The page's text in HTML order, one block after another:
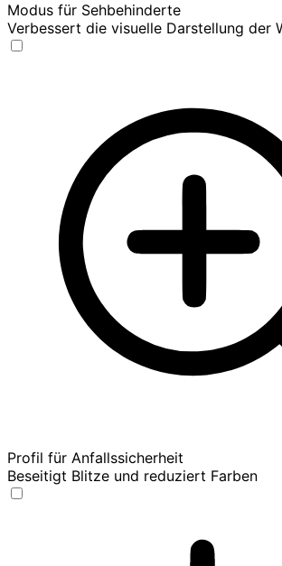
Modus für Sehbehinderte
Verbessert die visuelle Darstellung der
Profil für Anfallssicherheit
Beseitigt Blitze und reduziert Farben